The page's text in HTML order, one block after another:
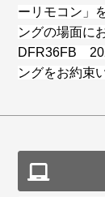
ーリモコン」
ングの場面に
DFR36FB
ングをお約束